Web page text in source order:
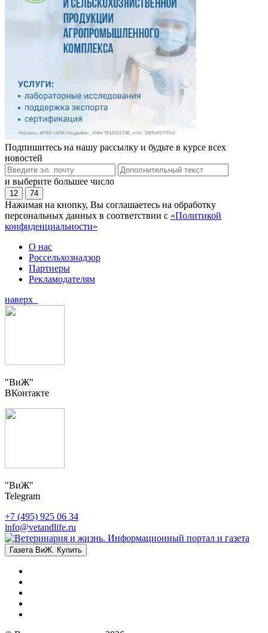
Подпишитесь на нашу рассылку и будьте в курсе всех
новостей
и выберите большее число
12 74
Нажимая на кнопку, Вы соглашаетесь на обработку
персональных данных в соответствии с «Политикой
конфиденциальности»
О нас
Россельхознадзор
Партнеры
Рекламодателям
наверх
"ВиЖ"
ВКонтакте
"ВиЖ"
Telegram
+7 (495) 925 06 34
info@vetandlife.ru
Газета ВиЖ. Купить